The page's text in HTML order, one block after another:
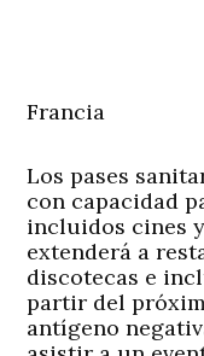
Francia
Los pases
con capacidad
incluidos cines
extenderá a
discotecas e
partir del
antígeno